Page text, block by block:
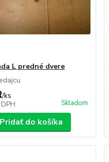
L predné dvere
/ks
Skladom
Pridať do košíka